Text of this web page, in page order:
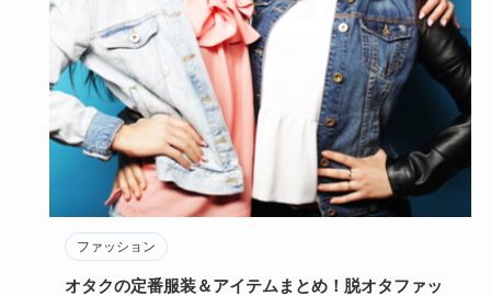
ファッション
オタクの定番服装＆アイテムまとめ！脱オタファッ